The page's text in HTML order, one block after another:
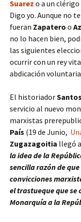
Suarez o a un
Digo yo. Aunque no
fueran Zapatero o
no lo hacen bien,
las siguientes
ocurrir con un rey
abdicación
El historiador
servicio al nuevo
marxistas
País (19 de Junio,
Zugazagoitia llegó
la idea de la
sencilla razón de
convicciones
el trastueque que se
Monarquía a la